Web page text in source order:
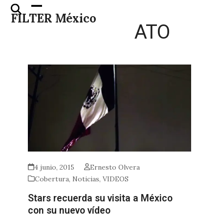
Skip
FILTER México
Open
mobile
Close
mobile
ATO
4 junio, 2015
Ernesto Olvera
Cobertura, Noticias,VIDEOS
Stars recuerda su visita a México
con su nuevo vídeo